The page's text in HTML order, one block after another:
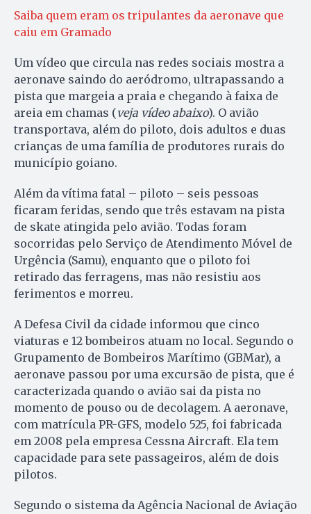
Saiba quem eram os tripulantes da aeronave que
caiu em Gramado
Um vídeo que circula nas redes sociais mostra a
aeronave saindo do aeródromo, ultrapassando a
pista que margeia a praia e chegando à faixa de
areia em chamas (veja vídeo abaixo). O avião
transportava, além do piloto, dois adultos e duas
crianças de uma família de produtores rurais do
município goiano.
Além da vítima fatal – piloto – seis pessoas
ficaram feridas, sendo que três estavam na pista
de skate atingida pelo avião. Todas foram
socorridas pelo Serviço de Atendimento Móvel de
Urgência (Samu), enquanto que o piloto foi
retirado das ferragens, mas não resistiu aos
ferimentos e morreu.
A Defesa Civil da cidade informou que cinco
viaturas e 12 bombeiros atuam no local. Segundo o
Grupamento de Bombeiros Marítimo (GBMar), a
aeronave passou por uma excursão de pista, que é
caracterizada quando o avião sai da pista no
momento de pouso ou de decolagem. A aeronave,
com matrícula PR-GFS, modelo 525, foi fabricada
em 2008 pela empresa Cessna Aircraft. Ela tem
capacidade para sete passageiros, além de dois
pilotos.
Segundo o sistema da Agência Nacional de Aviação